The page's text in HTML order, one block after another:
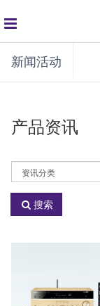
global
navigation
新闻活动
产品资讯
选
择
资
分
搜索